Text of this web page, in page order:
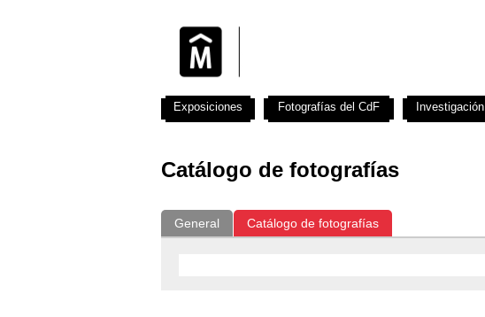
Catálogo de fotografías
General Catálogo de fotografías
Exposiciones Fotografías del CdF Investigación